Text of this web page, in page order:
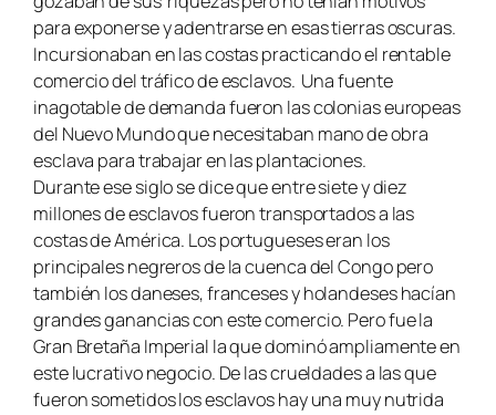
para exponerse y adentrarse en esas tierras oscuras.
Incursionaban en las costas practicando el rentable
comercio del tráfico de esclavos. Una fuente
inagotable de demanda fueron las colonias europeas
del Nuevo Mundo que necesitaban mano de obra
esclava para trabajar en las plantaciones.
Durante ese siglo se dice que entre siete y diez
millones de esclavos fueron transportados a las
costas de América. Los portugueses eran los
principales negreros de la cuenca del Congo pero
también los daneses, franceses y holandeses hacían
grandes ganancias con este comercio. Pero fue la
Gran Bretaña Imperial la que dominó ampliamente en
este lucrativo negocio. De las crueldades a las que
fueron sometidos los esclavos hay una muy nutrida